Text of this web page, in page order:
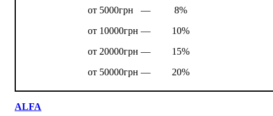
от 5000грн —
8%
от 10000грн —
10%
от 20000грн —
15%
от 50000грн —
20%
ALFA